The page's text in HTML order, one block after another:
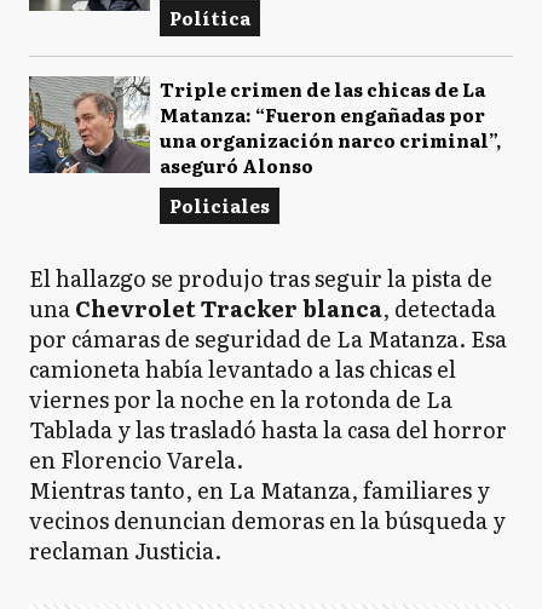
Política
Triple crimen de las chicas de La
Matanza: “Fueron engañadas por
una organización narco criminal”,
aseguró Alonso
Policiales
El hallazgo se produjo tras seguir la pista de
unaChevrolet Tracker blanca, detectada
por cámaras de seguridad de La Matanza. Esa
camioneta había levantado a las chicas el
viernes por la noche en la rotonda de La
Tablada y las trasladó hasta la casa del horror
en Florencio Varela.
Mientras tanto, en La Matanza, familiares y
vecinos denuncian demoras en la búsqueda y
reclaman Justicia.